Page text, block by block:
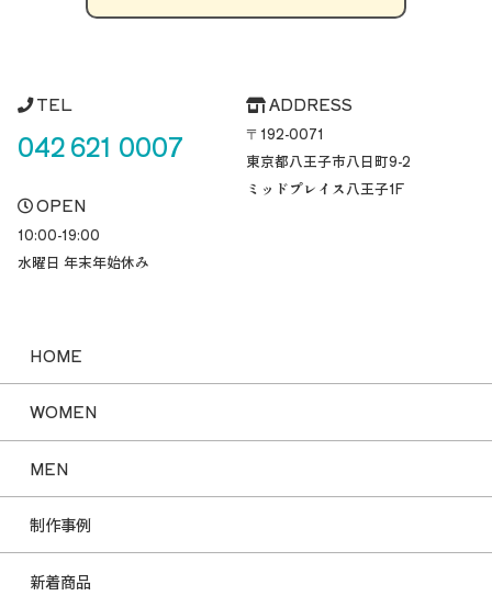
TEL
042 621 0007
OPEN
10:00-19:00
水曜日 年末年始休み
ADDRESS
〒192-0071
東京都八王子市八日町9-2
ミッドプレイス八王子1F
HOME
WOMEN
MEN
制作事例
新着商品